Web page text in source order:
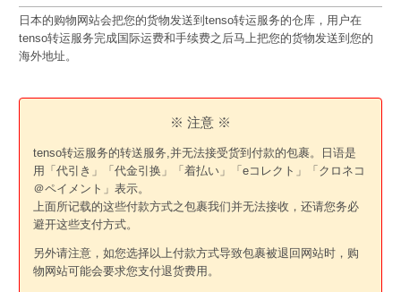
日本的购物网站会把您的货物发送到tenso转运服务的仓库，用户在
tenso转运服务完成国际运费和手续费之后马上把您的货物发送到您的
海外地址。
※ 注意 ※
tenso转运服务的转送服务,并无法接受货到付款的包裹。日语是
用「代引き」「代金引换」「着払い」「eコレクト」「クロネコ
＠ペイメント」表示。
上面所记载的这些付款方式之包裹我们并无法接收，还请您务必
避开这些支付方式。
另外请注意，如您选择以上付款方式导致包裹被退回网站时，购
物网站可能会要求您支付退货费用。